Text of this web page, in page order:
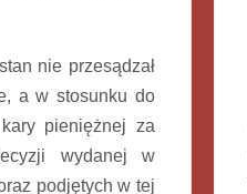
nie przesądzał
a w stosunku do
pieniężnej za
wydanej w
podjętych w tej